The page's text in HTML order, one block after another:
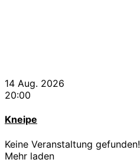
14 Aug. 2026
20:00
Kneipe
Keine Veranstaltung gefunden!
Mehr laden